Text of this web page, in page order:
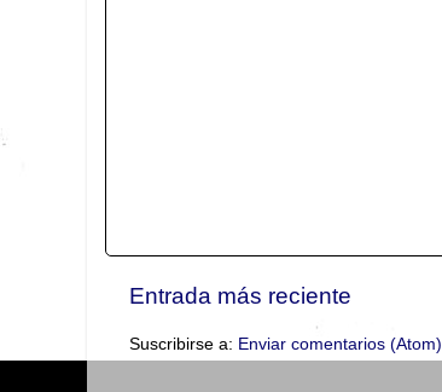
Entrada más reciente
Suscribirse a: Enviar comentarios (Atom)